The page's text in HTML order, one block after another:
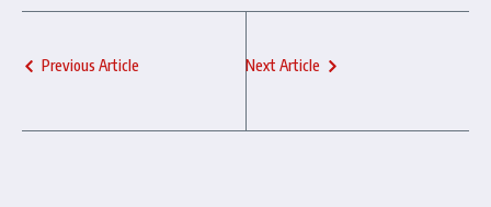
Previous Article Next Article